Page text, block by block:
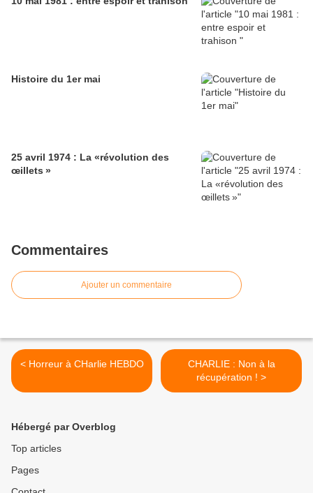
Histoire du 1er mai
25 avril 1974 : La «révolution des
œillets »
Commentaires
Ajouter un commentaire
< Horreur à CHarlie HEBDO
CHARLIE : Non à la
récupération ! >
Hébergé par Overblog
Top articles
Pages